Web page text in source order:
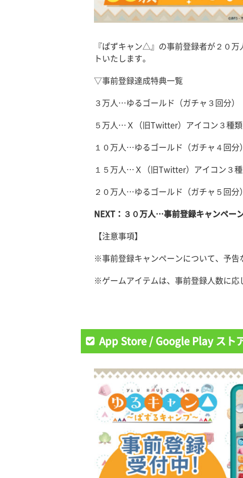
『ぱずキャン△』の事前登録者が２０
トいたします。
▽事前登録達成特典一覧
３万人…ゆるゴールド（ガチャ３回分）
５万人…Ｘ（旧Twitter）アイコン３種類
１０万人…ゆるゴールド（ガチャ４回分）
１５万人…Ｘ（旧Twitter）アイコン３
２０万人…ゆるゴールド（ガチャ５回分）
NEXT：３０万人…事前登録キャンペー
【注意事項】
※事前登録キャンペーンについて、予告
※ゲームアイテムは、事前登録人数に応
App Store / Google Play スト